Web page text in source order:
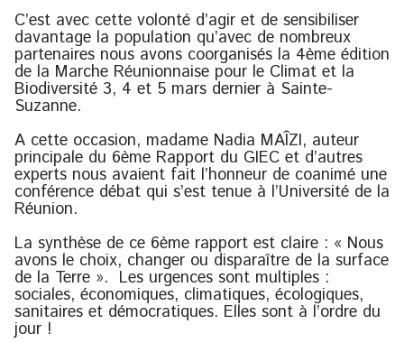
C’est avec cette volonté d’agir et de sensibiliser
davantage la population qu’avec de nombreux
partenaires nous avons coorganisés la 4ème édition
de la Marche Réunionnaise pour le Climat et la
Biodiversité 3, 4 et 5 mars dernier à Sainte-
Suzanne.
A cette occasion, madame Nadia MAÎZI, auteur
principale du 6ème Rapport du GIEC et d’autres
experts nous avaient fait l’honneur de coanimé une
conférence débat qui s’est tenue à l’Université de la
Réunion.
La synthèse de ce 6ème rapport est claire : « Nous
avons le choix, changer ou disparaître de la surface
de la Terre ». Les urgences sont multiples :
sociales, économiques, climatiques, écologiques,
sanitaires et démocratiques. Elles sont à l’ordre du
jour !